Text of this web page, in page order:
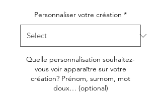
Personnaliser votre création *
Quelle personnalisation souhaitez-
vous voir apparaître sur votre
création? Prénom, surnom, mot
doux… (optional)